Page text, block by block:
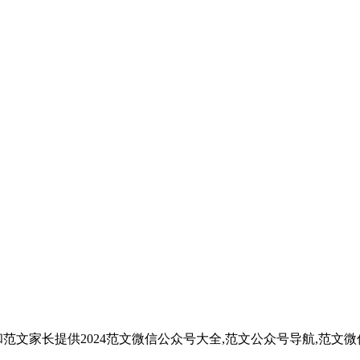
文家长提供2024范文微信公众号大全,范文公众号导航,范文